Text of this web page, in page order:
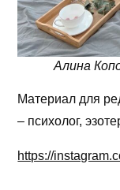
Алина
Материал для
– психолог,
https://